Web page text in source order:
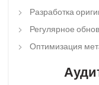
Разработка
Регулярное
Оптимизация